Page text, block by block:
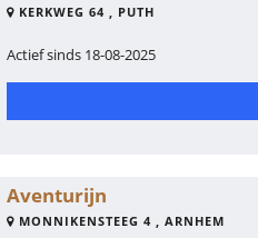
KERKWEG 64 , PUTH
Actief sinds 18-08-2025
Aventurijn
MONNIKENSTEEG 4 , ARNHEM